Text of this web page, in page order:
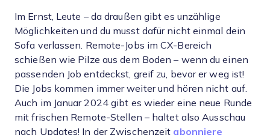
Im Ernst, Leute – da draußen gibt es unzählige
Möglichkeiten und du musst dafür nicht einmal dein
Sofa verlassen. Remote-Jobs im CX-Bereich
schießen wie Pilze aus dem Boden – wenn du einen
passenden Job entdeckst, greif zu, bevor er weg ist!
Die Jobs kommen immer weiter und hören nicht auf.
Auch im Januar 2024 gibt es wieder eine neue Runde
mit frischen Remote-Stellen – haltet also Ausschau
nach Updates! In der Zwischenzeit abonniere